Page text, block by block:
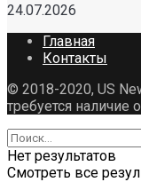
24.07.2026
Главная
Контакты
© 2018-2020, US
требуется наличие
Нет результатов
Смотреть все